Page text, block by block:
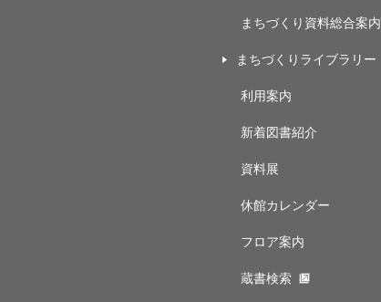
まちづくり資料総合案内
まちづくりライブラリー
利用案内
新着図書紹介
資料展
休館カレンダー
フロア案内
蔵書検索